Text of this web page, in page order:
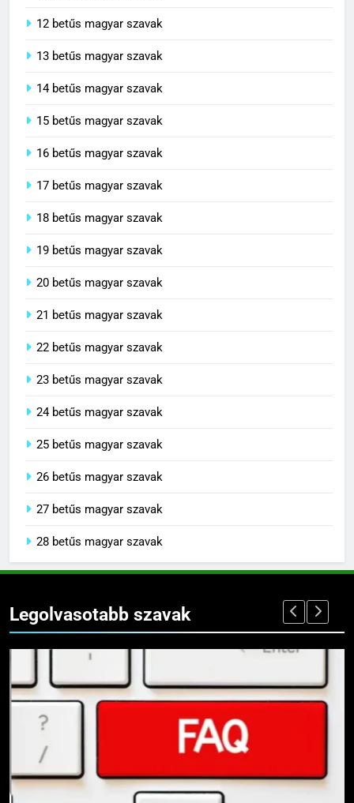
12 betűs magyar szavak
13 betűs magyar szavak
14 betűs magyar szavak
15 betűs magyar szavak
16 betűs magyar szavak
17 betűs magyar szavak
18 betűs magyar szavak
19 betűs magyar szavak
20 betűs magyar szavak
21 betűs magyar szavak
22 betűs magyar szavak
23 betűs magyar szavak
24 betűs magyar szavak
25 betűs magyar szavak
26 betűs magyar szavak
27 betűs magyar szavak
28 betűs magyar szavak
Legolvasotabb szavak